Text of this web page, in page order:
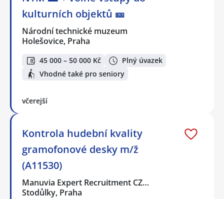
kulturních objektů 🎫
Národní technické muzeum
Holešovice, Praha
45 000 – 50 000 Kč
Plný úvazek
Vhodné také pro seniory
včerejší
Kontrola hudební kvality
gramofonové desky️ m/ž
(A11530)
Manuvia Expert Recruitment CZ…
Stodůlky, Praha